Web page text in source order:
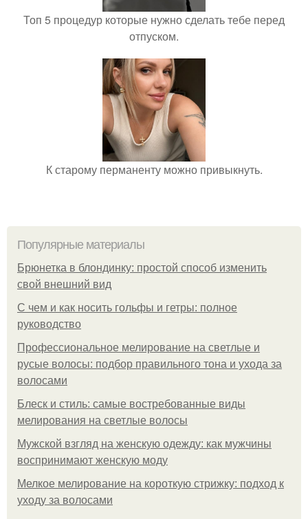
Топ 5 процедур которые нужно сделать тебе перед
отпуском.
К старому перманенту можно привыкнуть.
Популярные материалы
Брюнетка в блондинку: простой способ изменить
свой внешний вид
С чем и как носить гольфы и гетры: полное
руководство
Профессиональное мелирование на светлые и
русые волосы: подбор правильного тона и ухода за
волосами
Блеск и стиль: самые востребованные виды
мелирования на светлые волосы
Мужской взгляд на женскую одежду: как мужчины
воспринимают женскую моду
Мелкое мелирование на короткую стрижку: подход к
уходу за волосами